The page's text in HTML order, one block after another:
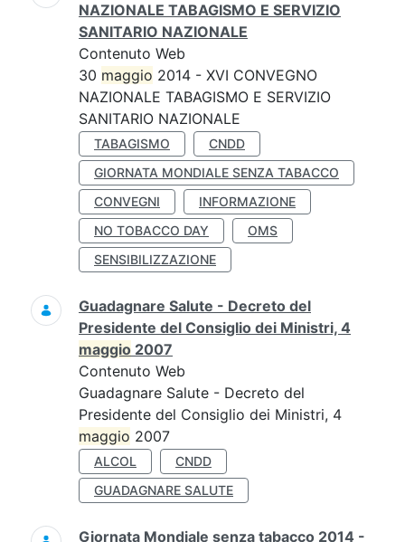
NAZIONALE TABAGISMO E SERVIZIO
SANITARIO NAZIONALE
Contenuto Web
30 maggio 2014 - XVI CONVEGNO
NAZIONALE TABAGISMO E SERVIZIO
SANITARIO NAZIONALE
TABAGISMO
CNDD
GIORNATA MONDIALE SENZA TABACCO
CONVEGNI
INFORMAZIONE
NO TOBACCO DAY
OMS
SENSIBILIZZAZIONE
Guadagnare Salute - Decreto del
Presidente del Consiglio dei Ministri, 4
maggio 2007
Contenuto Web
Guadagnare Salute - Decreto del
Presidente del Consiglio dei Ministri, 4
maggio 2007
ALCOL
CNDD
GUADAGNARE SALUTE
Giornata Mondiale senza tabacco 2014 -